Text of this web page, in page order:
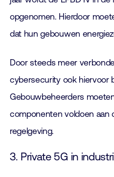
opgenomen. Hierdoor
dat hun gebouwen
Door steeds meer
cybersecurity ook hiervoor
Gebouwbeheerders
componenten voldoen aan
regelgeving.
3. Private 5G in